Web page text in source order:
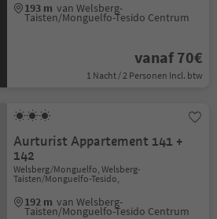
193 m van Welsberg-
Taisten/Monguelfo-Tesido Centrum
vanaf 70€
1 Nacht / 2 Personen Incl. btw
Aurturist Appartement 141 +
142
Welsberg/Monguelfo, Welsberg-
Taisten/Monguelfo-Tesido,
192 m van Welsberg-
Taisten/Monguelfo-Tesido Centrum